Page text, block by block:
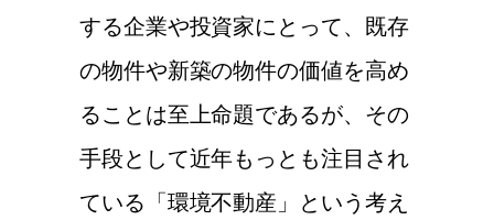
する企業や投資家にとって、既存
の物件や新築の物件の価値を高め
ることは至上命題であるが、その
手段として近年もっとも注目され
ている「環境不動産」という考え